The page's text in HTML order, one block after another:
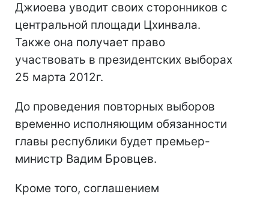
Джиоева уводит своих сторонников с
центральной площади Цхинвала.
Также она получает право
участвовать в президентских выборах
25 марта 2012г.
До проведения повторных выборов
временно исполняющим обязанности
главы республики будет премьер-
министр Вадим Бровцев.
Кроме того, соглашением